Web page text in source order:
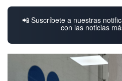
📲 Suscríbete a nuestras
con las noticias